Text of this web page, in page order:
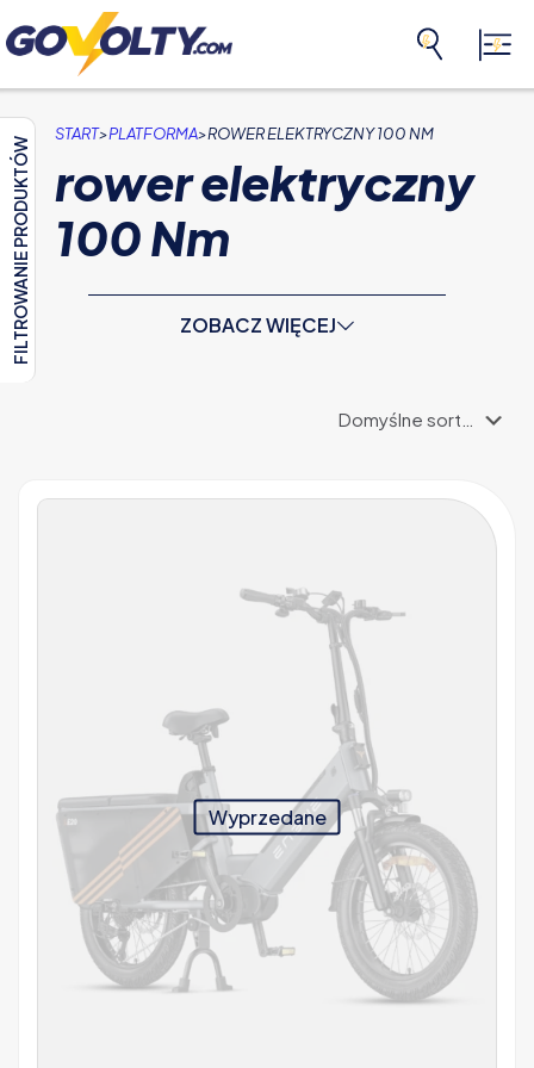
FILTROWANIE PRODUKTÓW
START>PLATFORMA>ROWER ELEKTRYCZNY 100 NM
rower elektryczny
100 Nm
ZOBACZ WIĘCEJ
Wyprzedane